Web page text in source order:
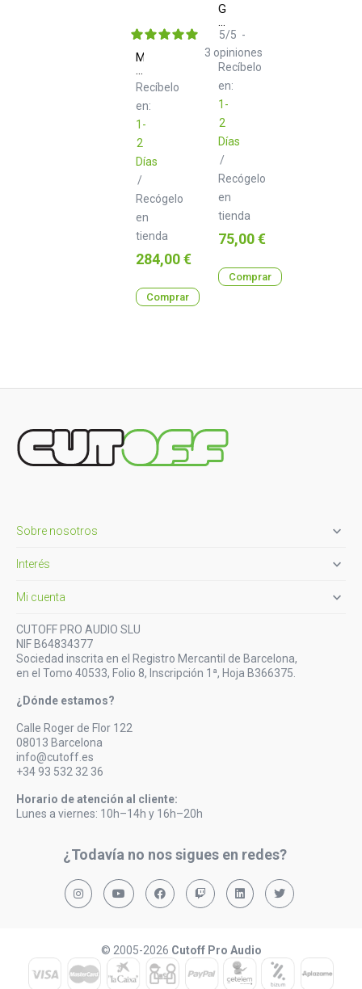
Mackie
Thrash
212
Recíbelo
en:
1-
2
Días
/
Recógelo
en
tienda
Precio
284,00 €
Comprar
Gravity
KSX
2
RD
Set
soporte
y
bandeja
Recíbelo
en:
1-
2
Días
/
Recógelo
en
tienda
5/5 -
3 opiniones
Precio
75,00 €
Comprar
Sobre nosotros 
Interés 
Mi cuenta 
CUTOFF PRO AUDIO SLU
NIF B64834377
Sociedad inscrita en el Registro Mercantil de Barcelona,
en el Tomo 40533, Folio 8, Inscripción 1ª, Hoja B366375.
¿Dónde estamos?
Calle Roger de Flor 122
08013 Barcelona
info@cutoff.es
+34 93 532 32 36
Horario de atención al cliente:
Lunes a viernes: 10h–14h y 16h–20h
¿Todavía no nos sigues en redes?
© 2005-2026 Cutoff Pro Audio